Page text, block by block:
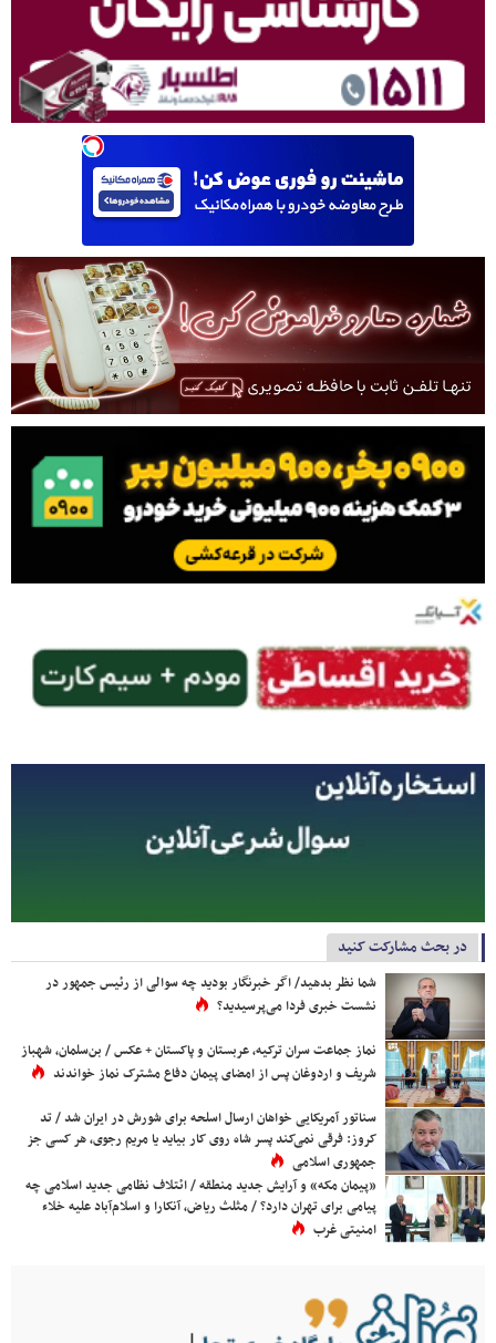
در بحث مشارکت کنید
شما نظر بدهید/ اگر خبرنگار بودید چه سوالی از رئیس جمهور در
نشست خبری فردا می‌پرسیدید؟
نماز جماعت سران ترکیه، عربستان و پاکستان + عکس / بن‌سلمان، شهباز
شریف و اردوغان پس از امضای پیمان دفاع مشترک نماز خواندند
سناتور آمریکایی خواهان ارسال اسلحه برای شورش در ایران شد / تد
کروز: فرقی نمی‌کند پسر شاه روی کار بیاید یا مریم رجوی، هر کسی جز
جمهوری اسلامی
«پیمان مکه» و آرایش جدید منطقه / ائتلاف نظامی جدید اسلامی چه
پیامی برای تهران دارد؟ / مثلث ریاض، آنکارا و اسلام‌آباد علیه خلاء
امنیتی غرب